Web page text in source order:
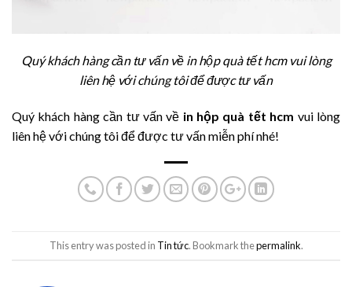
Quý khách hàng cần tư vấn về in hộp quà tết hcm vui lòng
liên hệ với chúng tôi để được tư vấn
Quý khách hàng cần tư vấn về in hộp quà tết hcm vui lòng
liên hệ với chúng tôi để được tư vấn miễn phí nhé!
This entry was posted in Tin tức. Bookmark thepermalink.